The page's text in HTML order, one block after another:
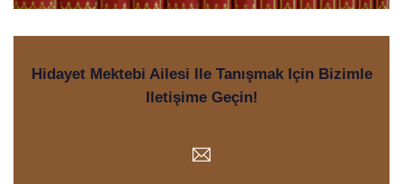
Hidayet Mektebi Ailesi Ile Tanışmak Için Bizimle
Iletişime Geçin!